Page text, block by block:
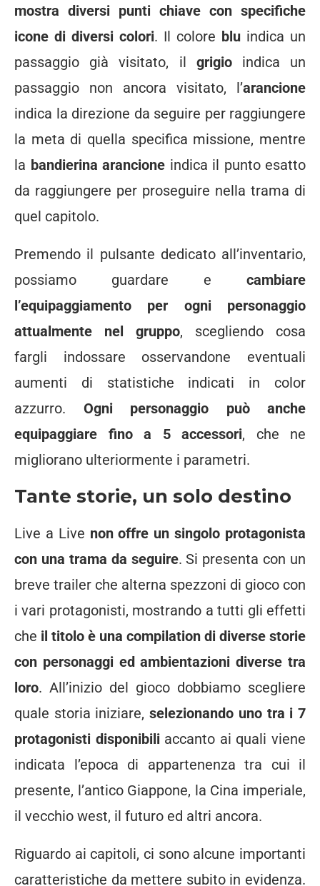
mostra diversi punti chiave con specifiche
icone di diversi colori. Il colore blu indica un
passaggio già visitato, il grigioindica un
passaggio non ancora visitato, l’arancione
indica la direzione da seguire per raggiungere
la meta di quella specifica missione, mentre
la bandierina arancione indica il punto esatto
da raggiungere per proseguire nella trama di
quel capitolo.
Premendo il pulsante dedicato all’inventario,
possiamo guardare e cambiare
l’equipaggiamento per ogni personaggio
attualmente nel gruppo, scegliendo cosa
fargli indossare osservandone eventuali
aumenti di statistiche indicati in color
azzurro. Ogni personaggio può anche
equipaggiare fino a 5 accessori, che ne
migliorano ulteriormente i parametri.
Tante storie, un solo destino
Live a Live non offre un singolo protagonista
con una trama da seguire. Si presenta con un
breve trailer che alterna spezzoni di gioco con
i vari protagonisti, mostrando a tutti gli effetti
che il titolo è una compilation di diverse storie
con personaggi ed ambientazioni diverse tra
loro. All’inizio del gioco dobbiamo scegliere
quale storia iniziare,selezionando uno tra i 7
protagonisti disponibiliaccanto ai quali viene
indicata l’epoca di appartenenza tra cui il
presente, l’antico Giappone, la Cina imperiale,
il vecchio west, il futuro ed altri ancora.
Riguardo ai capitoli, ci sono alcune importanti
caratteristiche da mettere subito in evidenza.